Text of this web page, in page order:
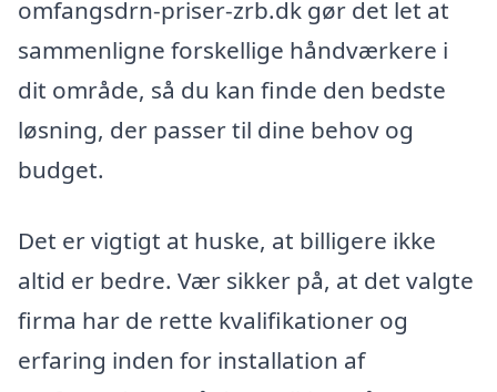
omfangsdrn-priser-zrb.dk gør det let at
sammenligne forskellige håndværkere i
dit område, så du kan finde den bedste
løsning, der passer til dine behov og
budget.
Det er vigtigt at huske, at billigere ikke
altid er bedre. Vær sikker på, at det valgte
firma har de rette kvalifikationer og
erfaring inden for installation af